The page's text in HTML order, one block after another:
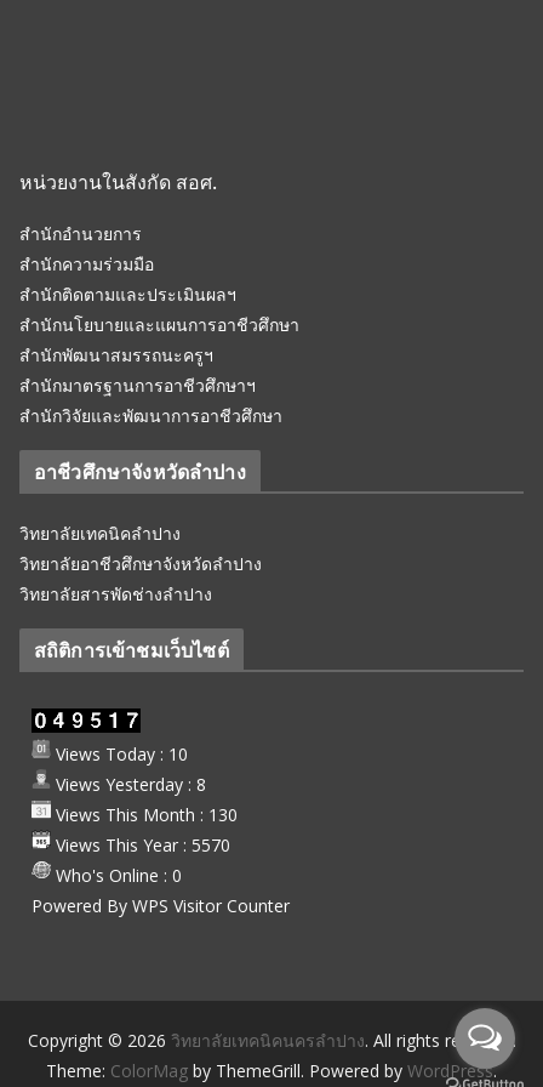
หน่วยงานในสังกัด สอศ.
สำนักอำนวยการ
สำนักความร่วมมือ
สำนักติดตามและประเมินผลฯ
สำนักนโยบายและแผนการอาชีวศึกษา
สำนักพัฒนาสมรรถนะครูฯ
สำนักมาตรฐานการอาชีวศึกษาฯ
สำนักวิจัยและพัฒนาการอาชีวศึกษา
อาชีวศึกษาจังหวัดลำปาง
วิทยาลัยเทคนิคลำปาง
วิทยาลัยอาชีวศึกษาจังหวัดลำปาง
วิทยาลัยสารพัดช่างลำปาง
สถิติการเข้าชมเว็บไซต์
Views Today : 10
Views Yesterday : 8
Views This Month : 130
Views This Year : 5570
Who's Online : 0
Powered By WPS Visitor Counter
Copyright © 2026 วิทยาลัยเทคนิคนครลำปาง. All rights reserved.
Theme: ColorMag by ThemeGrill. Powered by WordPress.